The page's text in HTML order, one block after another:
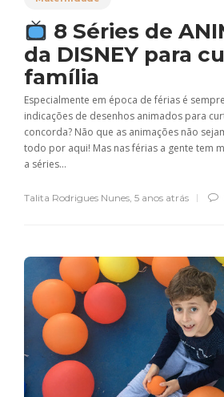
8 Séries de
da DISNEY para
família
Especialmente em época de férias é
indicações de desenhos animados para
concorda? Não que as animações não
todo por aqui! Mas nas férias a gente tem
a séries...
Talita Rodrigues Nunes 5 anos atrás